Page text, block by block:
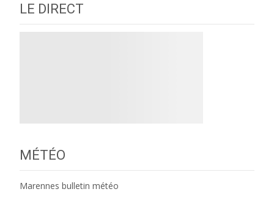
LE DIRECT
MÉTÉO
Marennes bulletin météo